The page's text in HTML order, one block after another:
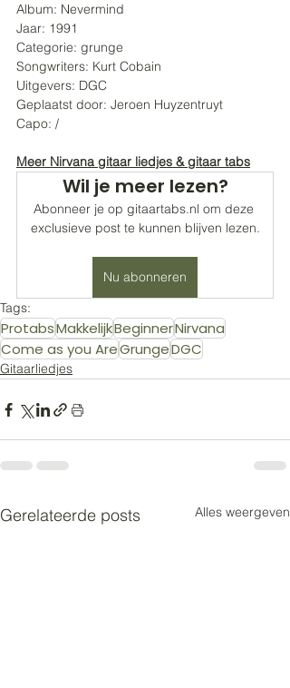
Album: Nevermind
Jaar: 1991
Categorie: grunge
Songwriters: Kurt Cobain
Uitgevers: DGC
Geplaatst door: Jeroen Huyzentruyt
Capo: /
Meer Nirvana gitaar liedjes & gitaar tabs
Wil je meer lezen?
Abonneer je op gitaartabs.nl om deze
exclusieve post te kunnen blijven lezen.
Nu abonneren
Tags:
ProtabsMakkelijkBeginnerNirvana
Come as you AreGrungeDGC
Gitaarliedjes
Gerelateerde posts Alles weergeven